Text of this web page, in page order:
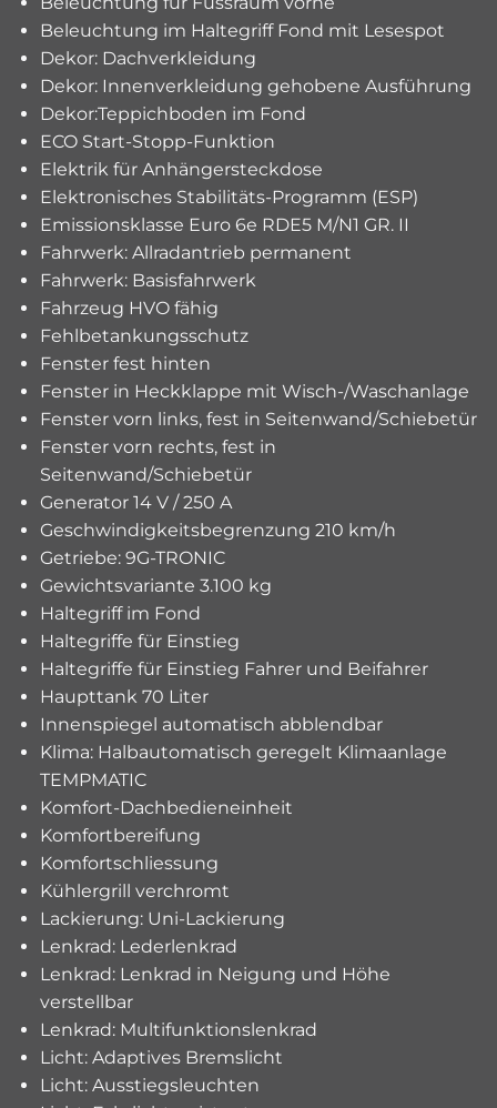
Beleuchtung im Haltegriff Fond mit Lesespot
Dekor: Dachverkleidung
Dekor: Innenverkleidung gehobene Ausführung
Dekor:Teppichboden im Fond
ECO Start-Stopp-Funktion
Elektrik für Anhängersteckdose
Elektronisches Stabilitäts-Programm (ESP)
Emissionsklasse Euro 6e RDE5 M/N1 GR. II
Fahrwerk: Allradantrieb permanent
Fahrwerk: Basisfahrwerk
Fahrzeug HVO fähig
Fehlbetankungsschutz
Fenster fest hinten
Fenster in Heckklappe mit Wisch-/Waschanlage
Fenster vorn links, fest in Seitenwand/Schiebetür
Fenster vorn rechts, fest in
Seitenwand/Schiebetür
Generator 14 V / 250 A
Geschwindigkeitsbegrenzung 210 km/h
Getriebe: 9G-TRONIC
Gewichtsvariante 3.100 kg
Haltegriff im Fond
Haltegriffe für Einstieg
Haltegriffe für Einstieg Fahrer und Beifahrer
Haupttank 70 Liter
Innenspiegel automatisch abblendbar
Klima: Halbautomatisch geregelt Klimaanlage
TEMPMATIC
Komfort-Dachbedieneinheit
Komfortbereifung
Komfortschliessung
Kühlergrill verchromt
Lackierung: Uni-Lackierung
Lenkrad: Lederlenkrad
Lenkrad: Lenkrad in Neigung und Höhe
verstellbar
Lenkrad: Multifunktionslenkrad
Licht: Adaptives Bremslicht
Licht: Ausstiegsleuchten